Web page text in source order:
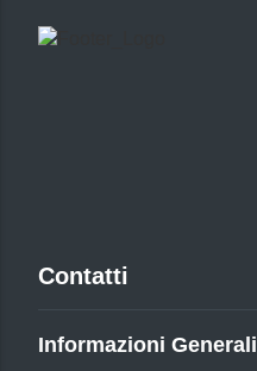
Contatti
Informazioni Generali